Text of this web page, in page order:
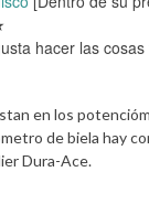
hacer las
en los
de biela hay
Dura-Ace.